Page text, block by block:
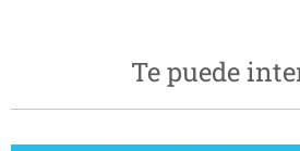
Te puede